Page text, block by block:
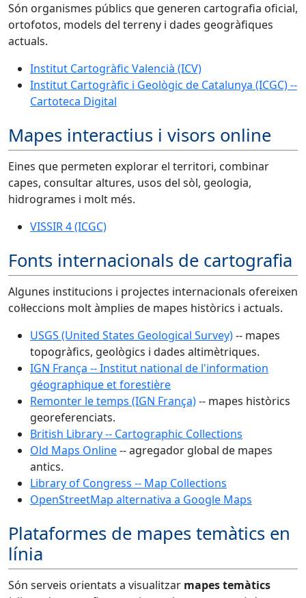
Són organismes públics que generen cartografia oficial,
ortofotos, models del terreny i dades geogràfiques
actuals.
Institut Cartogràfic Valencià (ICV)
Institut Cartogràfic i Geològic de Catalunya (ICGC) --
Cartoteca Digital
Mapes interactius i visors online
Eines que permeten explorar el territori, combinar
capes, consultar altures, usos del sòl, geologia,
hidrogrames i molt més.
VISSIR 4 (ICGC)
Fonts internacionals de cartografia
Algunes institucions i projectes internacionals ofereixen
col·leccions molt àmplies de mapes històrics i actuals.
USGS (United States Geological Survey)-- mapes
topogràfics, geològics i dades altimètriques.
IGN França -- Institut national de l'information
géographique et forestière
Remonter le temps (IGN França)-- mapes històrics
georeferenciats.
British Library -- Cartographic Collections
Old Maps Online-- agregador global de mapes
antics.
Library of Congress -- Map Collections
OpenStreetMap alternativa a Google Maps
Plataformes de mapes temàtics en
línia
Són serveis orientats a visualitzar mapes temàtics